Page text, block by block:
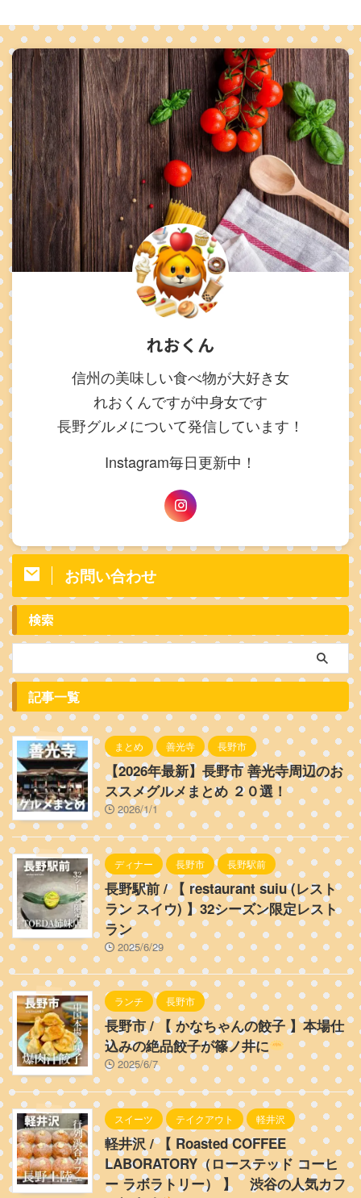
れおくん
信州の美味しい食べ物が大好き女
れおくんですが中身女です
長野グルメについて発信しています！
Instagram毎日更新中！
お問い合わせ
検索
記事一覧
まとめ 善光寺 長野市
【2026年最新】長野市 善光寺周辺のお
ススメグルメまとめ ２０選！
2026/1/1
ディナー 長野市 長野駅前
長野駅前 / 【 restaurant suiu (レスト
ラン スイウ) 】32シーズン限定レスト
ラン
2025/6/29
ランチ 長野市
長野市 / 【 かなちゃんの餃子 】本場仕
込みの絶品餃子が篠ノ井に
2025/6/7
スイーツ テイクアウト 軽井沢
軽井沢 / 【 Roasted COFFEE
LABORATORY（ローステッド コーヒ
ー ラボラトリー） 】 渋谷の人気カフ